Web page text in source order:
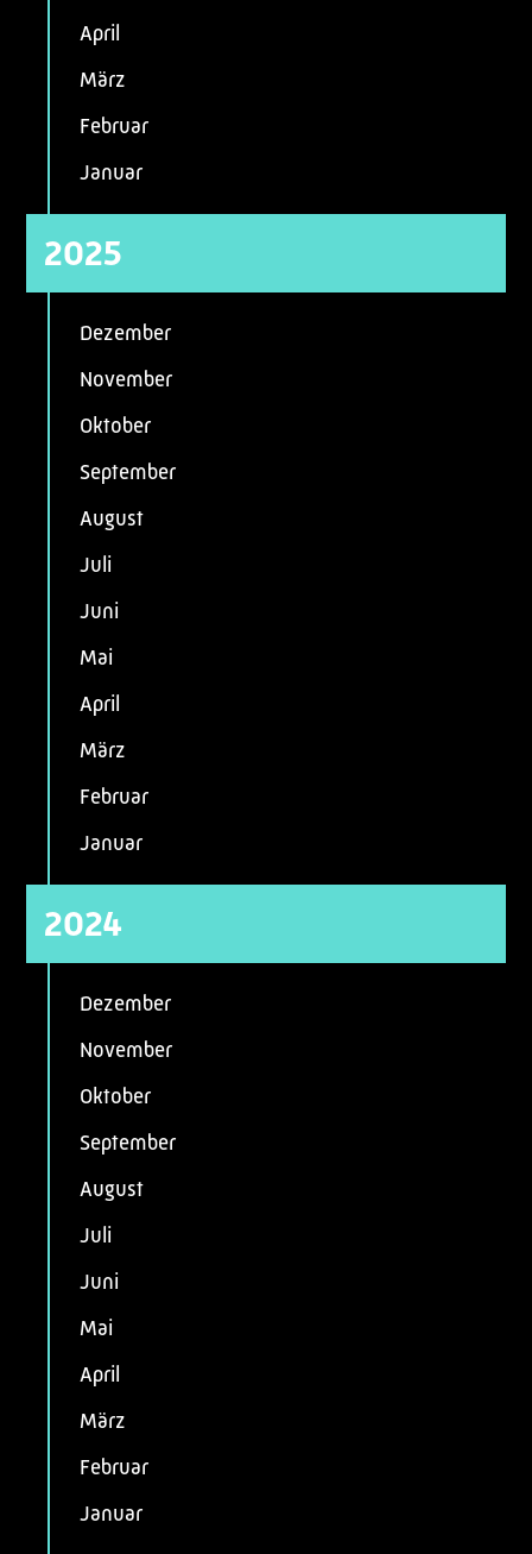
April
März
Februar
Januar
2025
Dezember
November
Oktober
September
August
Juli
Juni
Mai
April
März
Februar
Januar
2024
Dezember
November
Oktober
September
August
Juli
Juni
Mai
April
März
Februar
Januar